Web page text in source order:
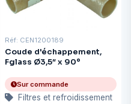
Réf: CEN1200189
Coude d'échappement,
Fglass Ø3,5″ x 90º
Sur commande
Filtres et refroidissement